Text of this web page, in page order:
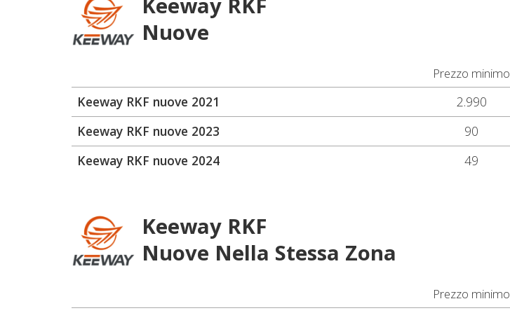
Keeway RKF
Nuove
Prezzo minimo
Keeway RKF nuove 2021 2.990
Keeway RKF nuove 2023
90
Keeway RKF nuove 2024
49
Keeway RKF
Nuove Nella Stessa Zona
Prezzo minimo